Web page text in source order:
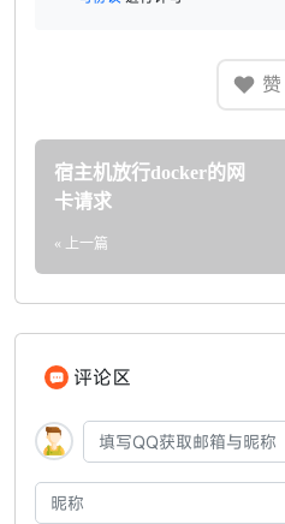
赞
宿主机放行docker的网
卡请求
« 上一篇
评论区